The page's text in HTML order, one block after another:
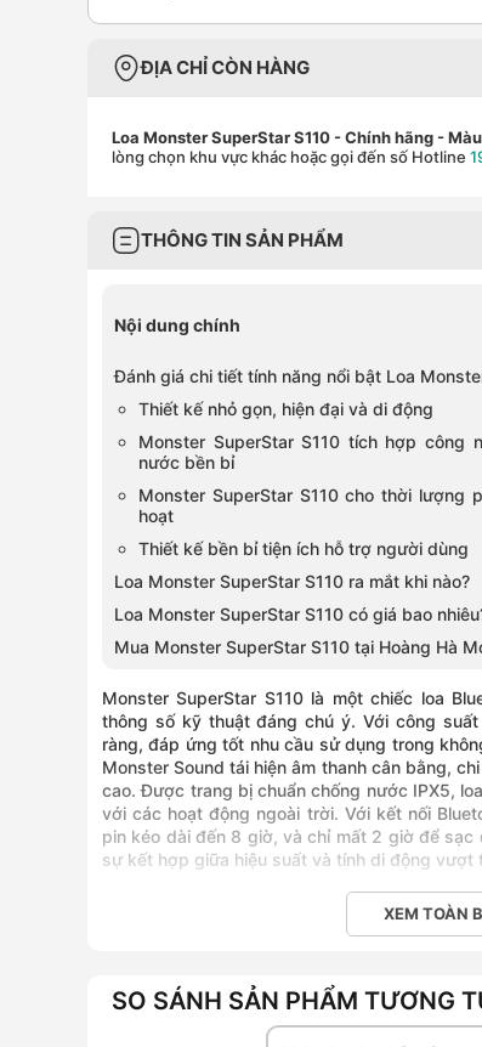
ĐỊA CHỈ CÒN HÀNG
Loa Monster SuperStar S110 - Chính hãng -
lòng chọn khu vực khác hoặc gọi đến số Hotline
THÔNG TIN SẢN PHẨM
Nội dung chính
Đánh giá chi tiết tính năng nổi bật Loa
Thiết kế nhỏ gọn, hiện đại và di động
Monster SuperStar S110 tích hợp công
nước bền bỉ
Monster SuperStar S110 cho thời
hoạt
Thiết kế bền bỉ tiện ích hỗ trợ người dùng
Loa Monster SuperStar S110 ra mắt khi nào?
Loa Monster SuperStar S110 có giá bao
Mua Monster SuperStar S110 tại Hoàng Hà
Monster SuperStar S110 là một chiếc loa
thông số kỹ thuật đáng chú ý. Với công
ràng, đáp ứng tốt nhu cầu sử dụng trong
Monster Sound tái hiện âm thanh cân bằng,
cao. Được trang bị chuẩn chống nước IPX5,
với các hoạt động ngoài trời. Với kết nối
pin kéo dài đến 8 giờ, và chỉ mất 2 giờ để sạc
sự kết hợp giữa hiệu suất và tính di động vượt
Đánh giá chi tiết tính năng nổi
Trong thời đại hiện nay, khi nhu cầu thưởng
chiếc loa Bluetooth nhỏ gọn, tiện lợi nhưng
mà nhiều người tìm kiếm.
XEM TOÀN
SO SÁNH SẢN PHẨM TƯƠNG